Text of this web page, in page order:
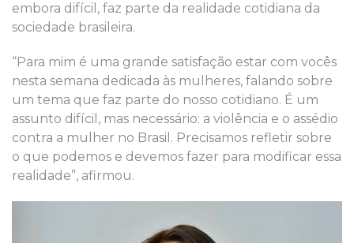
embora difícil, faz parte da realidade cotidiana da
sociedade brasileira.
“Para mim é uma grande satisfação estar com vocês
nesta semana dedicada às mulheres, falando sobre
um tema que faz parte do nosso cotidiano. É um
assunto difícil, mas necessário: a violência e o assédio
contra a mulher no Brasil. Precisamos refletir sobre
o que podemos e devemos fazer para modificar essa
realidade”, afirmou.